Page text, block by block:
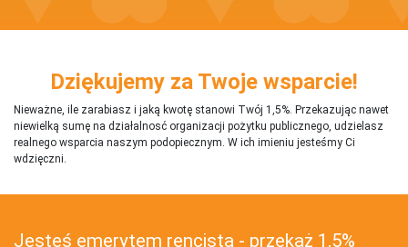
Dziękujemy za Twoje wsparcie!
Nieważne, ile zarabiasz i jaką kwotę stanowi Twój 1,5%. Przekazując nawet
niewielką sumę na działalnosć organizacji pożytku publicznego, udzielasz
realnego wsparcia naszym podopiecznym. W ich imieniu jesteśmy Ci
wdzięczni.
Jesteś emerytem rencistą - przekaż 1,5%